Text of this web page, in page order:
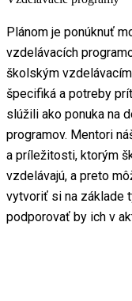
Plánom je ponúknuť
vzdelávacích
školským
špecifiká a potreby
slúžili ako ponuka na
programov. Mentori
a príležitosti, ktorým
vzdelávajú, a preto
vytvoriť si na základe
podporovať by ich v